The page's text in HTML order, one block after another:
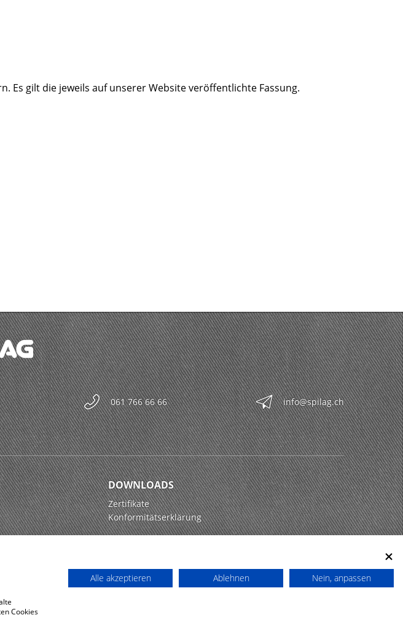
Es gilt die jeweils auf unserer Website veröffentlichte Fassung.
061 766 66 66 info@spilag.ch
DOWNLOADS
Zertifikate
Konformitätserklärung
Cookies
Alle akzeptieren Ablehnen Nein, anpassen